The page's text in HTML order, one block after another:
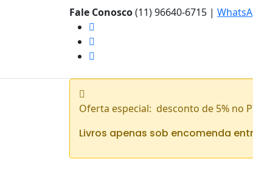
Fale Conosco(11) 96640-6715 |
Oferta especial: desconto de 5% no
Livros apenas sob encomenda